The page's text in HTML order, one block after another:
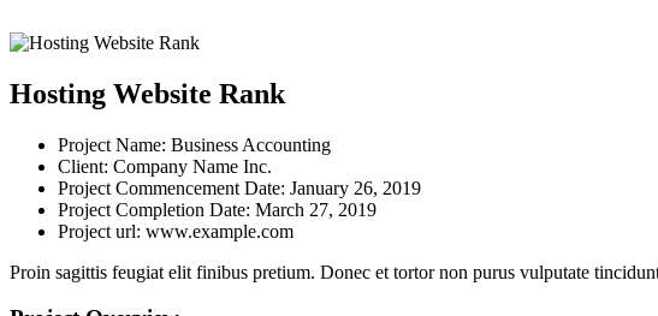
Hosting Website Rank
Project Name: Business Accounting
Client: Company Name Inc.
Project Commencement Date: January 26, 2019
Project Completion Date: March 27, 2019
Project url: www.example.com
Proin sagittis feugiat elit finibus pretium. Donec et tortor non purus vulputate